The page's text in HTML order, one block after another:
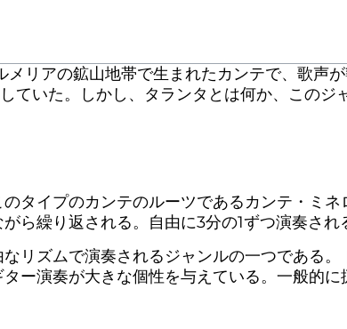
メリアの鉱山地帯で生まれたカンテで、歌声
ていた。しかし、タランタとは何か、このジ
のタイプのカンテのルーツであるカンテ・ミ
ら繰り返される。自由に3分の1ずつ演奏され
リズムで演奏されるジャンルの一つである。
ー演奏が大きな個性を与えている。一般的に